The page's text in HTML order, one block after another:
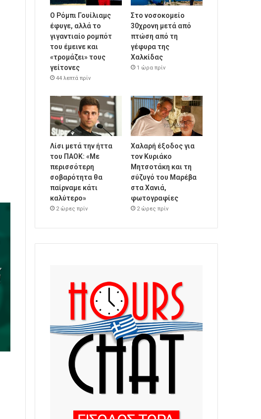
Ο Ρόμπι Γουίλιαμς
έφυγε, αλλά το
γιγαντιαίο ρομπότ
του έμεινε και
«τρομάζει» τους
γείτονες
44 λεπτά πρίν
Στο νοσοκομείο
30χρονη μετά από
πτώση από τη
γέφυρα της
Χαλκίδας
1 ώρα πρίν
Λίσι μετά την ήττα
του ΠΑΟΚ: «Με
περισσότερη
σοβαρότητα θα
παίρναμε κάτι
καλύτερο»
2 ώρες πρίν
Χαλαρή έξοδος για
τον Κυριάκο
Μητσοτάκη και τη
σύζυγό του Μαρέβα
στα Χανιά,
φωτογραφίες
2 ώρες πρίν